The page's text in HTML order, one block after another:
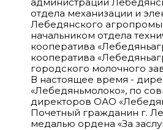
отдела механизации и
Лебедянского
начальником отдела
кооператива
кооператива
городского молочного
В настоящее время -
«Лебедяньмолоко», по
директоров ОАО
Почетный гражданин г.
медалью ордена «За